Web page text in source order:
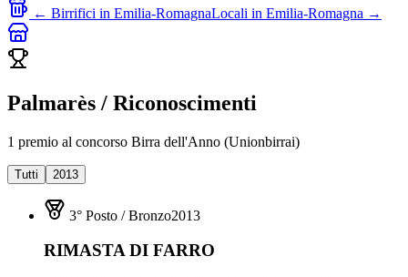
← Birrifici in Emilia-RomagnaLocali in Emilia-Romagna →
Palmarès / Riconoscimenti
1 premio al concorso Birra dell'Anno (Unionbirrai)
Tutti 2013
3° Posto / Bronzo2013
RIMASTA DI FARRO